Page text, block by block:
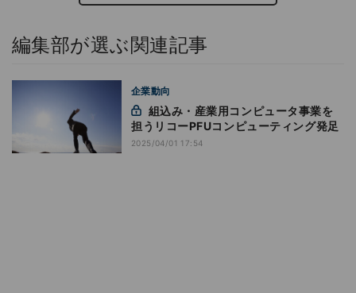
編集部が選ぶ関連記事
企業動向
担うリコーPFUコンピューティング発足
2025/04/01 17:54